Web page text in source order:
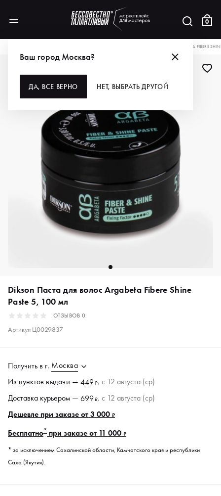
0
Ваш город Москва?
ДА, ВСЕ ВЕРНО НЕТ, ВЫБРАТЬ ДРУГОЙ
DIKSON ПАСТА ДЛЯ ВОЛОС ARGABETA FIBERE
Dikson Паста для волос Argabeta Fibere Shine
Paste 5, 100 мл
ОТЗЫВОВ 0
Артикул Ц0029837
Получить в г. Москва
Из пунктов выдачи — 449₽, c 12 августа (ср)
Доставка курьером — 699₽, c 12 августа (ср)
Дешевле при заказе от 3 000 ₽
Бесплатно* при заказе от 11 000 ₽
* за исключением Сахалинской области, Камчатского края и республики
Саха (Якутия).